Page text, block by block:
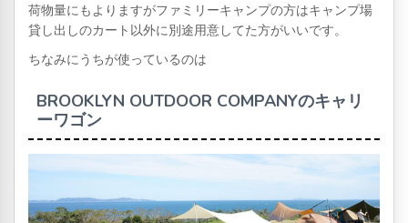
荷物量にもよりますがファミリーキャンプの方はキャンプ場
貸し出しのカート以外に別途用意してた方がいいです。
ちなみにうちが使っているのは
BROOKLYN OUTDOOR COMPANYのキャリ
ーワゴン